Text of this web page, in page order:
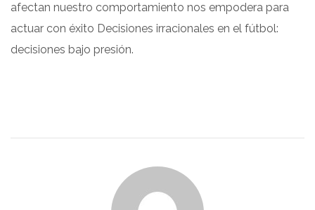
afectan nuestro comportamiento nos empodera para
actuar con éxito Decisiones irracionales en el fútbol:
decisiones bajo presión.